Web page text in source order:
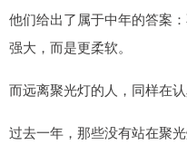
他们给出了属于中年的答案
强大，而是更柔软。
而远离聚光灯的人，同样在
过去一年，那些没有站在聚